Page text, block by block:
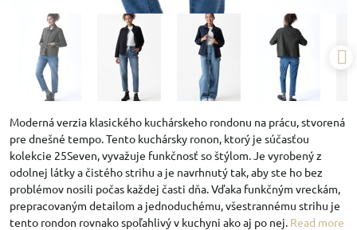
Moderná verzia klasického kuchárskeho rondonu na prácu, stvorená
pre dnešné tempo. Tento kuchársky ronon, ktorý je súčasťou
kolekcie 25Seven, vyvažuje funkčnosť so štýlom. Je vyrobený z
odolnej látky a čistého strihu a je navrhnutý tak, aby ste ho bez
problémov nosili počas každej časti dňa. Vďaka funkčným vreckám,
prepracovaným detailom a jednoduchému, všestrannému strihu je
tento rondon rovnako spoľahlivý v kuchyni ako aj po nej. Read more